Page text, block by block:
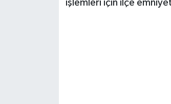
işlemleri için ilçe